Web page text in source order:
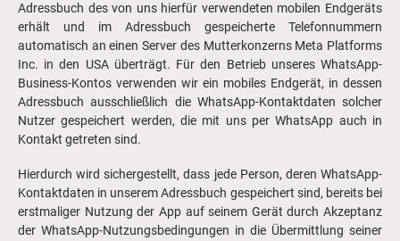
Adressbuch des von uns hierfür verwendeten mobilen Endgeräts
erhält und im Adressbuch gespeicherte Telefonnummern
automatisch an einen Server des Mutterkonzerns Meta Platforms
Inc. in den USA überträgt. Für den Betrieb unseres WhatsApp-
Business-Kontos verwenden wir ein mobiles Endgerät, in dessen
Adressbuch ausschließlich die WhatsApp-Kontaktdaten solcher
Nutzer gespeichert werden, die mit uns per WhatsApp auch in
Kontakt getreten sind.
Hierdurch wird sichergestellt, dass jede Person, deren WhatsApp-
Kontaktdaten in unserem Adressbuch gespeichert sind, bereits bei
erstmaliger Nutzung der App auf seinem Gerät durch Akzeptanz
der WhatsApp-Nutzungsbedingungen in die Übermittlung seiner